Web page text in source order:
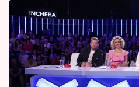
Vztahy
Seriály
Horoskopy